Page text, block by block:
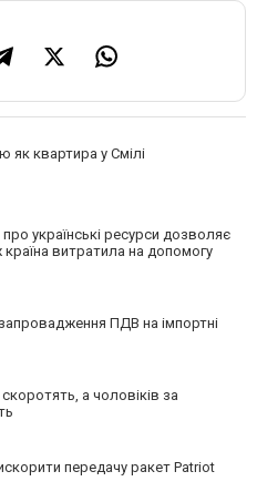
як квартира у Смілі
українські ресурси дозволяє
витратила на допомогу
ПДВ на імпортні
а чоловіків за
передачу ракет Patriot